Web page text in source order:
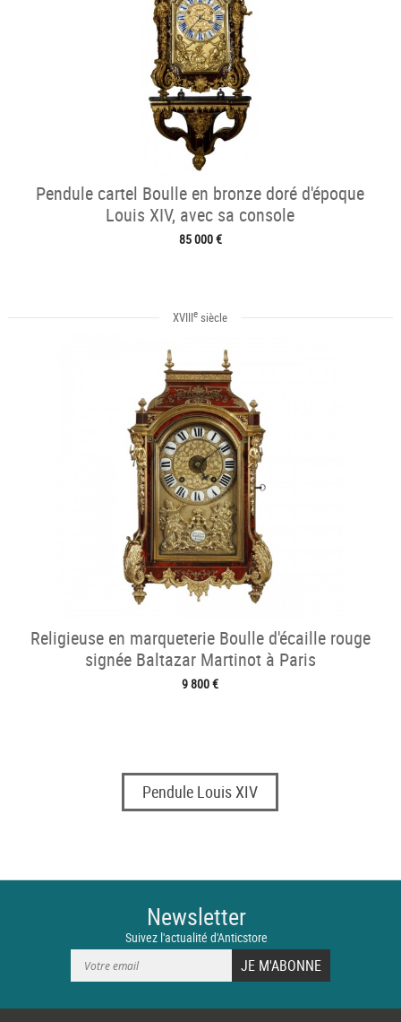
Pendule cartel Boulle en bronze doré d'époque
Louis XIV, avec sa console
85 000 €
XVIIIe siècle
Religieuse en marqueterie Boulle d'écaille rouge
signée Baltazar Martinot à Paris
9 800 €
Pendule Louis XIV
Newsletter
Suivez l'actualité d'Anticstore